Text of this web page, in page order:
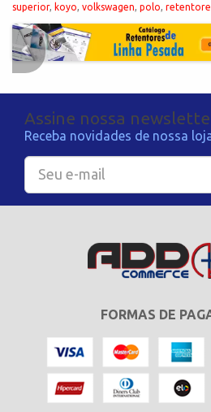
superior, koyo, volkswagen, polo,
Assine nossa
Receba novidades de nossa
FORMAS DE